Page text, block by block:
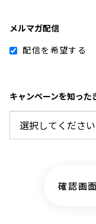
メルマガ配信
配信を希望する
キャンペーンを知った
確認画